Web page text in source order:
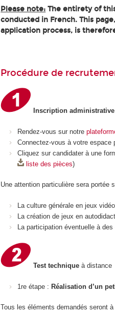
Please note: The entirety of
conducted in French. This
application process, is
Procédure de
Inscription
Rendez-vous sur notre
Connectez-vous à votre espace
Cliquez sur candidater à une
liste des pièces)
Une attention particulière sera portée
La culture générale en jeux
La création de jeux en
La participation éventuelle à des
Test technique à distance
1re étape : Réalisation d’un
Tous les éléments demandés seront